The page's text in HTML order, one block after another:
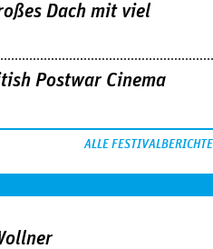
Dach mit viel
Postwar Cinema
ALLE FESTIVALBERICHTE